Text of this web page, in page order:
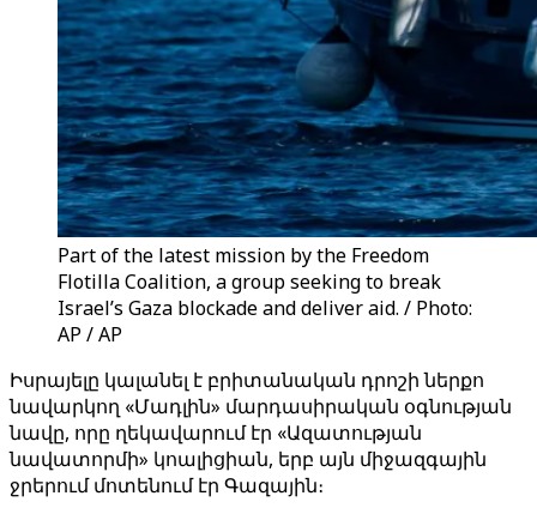
Part of the latest mission by the Freedom
Flotilla Coalition, a group seeking to break
Israel’s Gaza blockade and deliver aid. / Photo:
AP / AP
Իսրայելը կալանել է բրիտանական դրոշի ներքո
նավարկող «Մադլին» մարդասիրական օգնության
նավը, որը ղեկավարում էր «Ազատության
նավատորմի» կոալիցիան, երբ այն միջազգային
ջրերում մոտենում էր Գազային։